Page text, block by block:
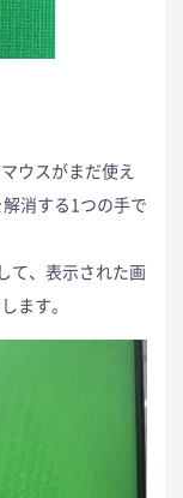
ウスがまだ使え
消する1つの手で
て、表示された画
ます。